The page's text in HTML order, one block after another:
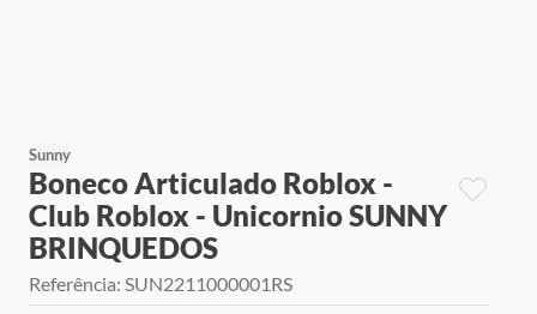
Sunny
Boneco Articulado Roblox -
Club Roblox - Unicornio SUNNY
BRINQUEDOS
Referência: SUN2211000001RS